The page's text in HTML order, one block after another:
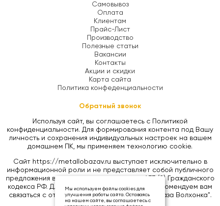
Самовывоз
Оплата
Клиентам
Прайс-Лист
Производство
Полезные статьи
Вакансии
Контакты
Акции и скидки
Карта сайта
Политика конфеденциальности
Обратный звонок
Используя сайт, вы соглашаетесь с Политикой
конфиденциальности. Для формирования контента под Вашу
личность и сохранения индивидуальных настроек на вашем
домашнем ПК, мы применяем технологию cookie.
Сайт https://metallobazav.ru выступает исключительно в
информационной роли и не представляет собой публичного
предложения в соответствии со статьей 437 (2) Гражданского
кодекса РФ. Для уточнения цен на товары, рекомендуем вам
связаться с отделом продаж ООО "Металлобаза Волхонка".
Мы используем файлы cookies для
улучшения работы сайта. Оставаясь
на нашем сайте, вы соглашаетесь с